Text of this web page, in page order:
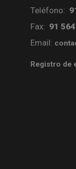
Teléfono:
Fax: 91
Email:
Registro de